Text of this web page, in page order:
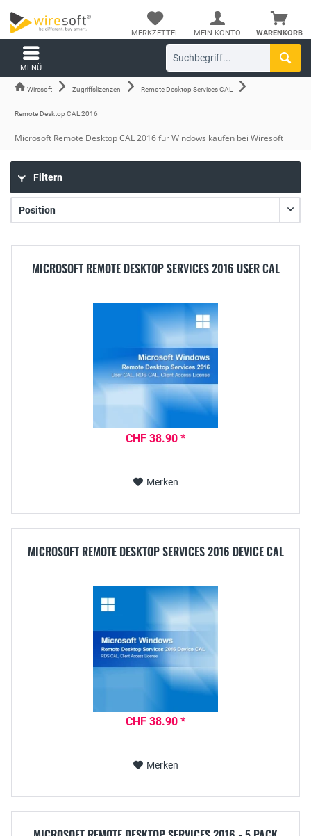
WARENKORB
MERKZETTEL MEIN KONTO
MENÜ
Wiresoft Zugriffslizenzen Remote Desktop Services CAL
Remote Desktop CAL 2016
Microsoft Remote Desktop CAL 2016 für Windows kaufen bei Wiresoft
Filtern
MICROSOFT REMOTE DESKTOP SERVICES 2016 USER CAL
CHF 38.90 *
Merken
MICROSOFT REMOTE DESKTOP SERVICES 2016 DEVICE CAL
CHF 38.90 *
Merken